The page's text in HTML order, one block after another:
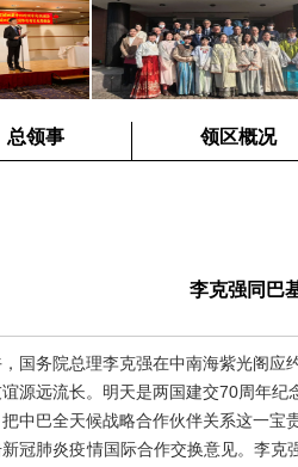
总领事 领区概况
李克强同巴
务院总理李克强在中南海紫光阁应
远流长。明天是两国建交70周年纪
中巴全天候战略合作伙伴关系这一宝
肺炎疫情国际合作交换意见。李克